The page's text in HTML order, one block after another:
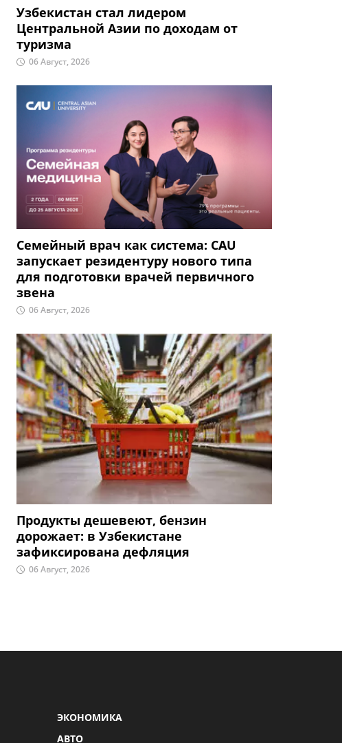
Узбекистан стал лидером
Центральной Азии по доходам от
туризма
06 Август, 2026
Семейный врач как система: CAU
запускает резидентуру нового типа
для подготовки врачей первичного
звена
06 Август, 2026
Продукты дешевеют, бензин
дорожает: в Узбекистане
зафиксирована дефляция
06 Август, 2026
ЭКОНОМИКА
АВТО